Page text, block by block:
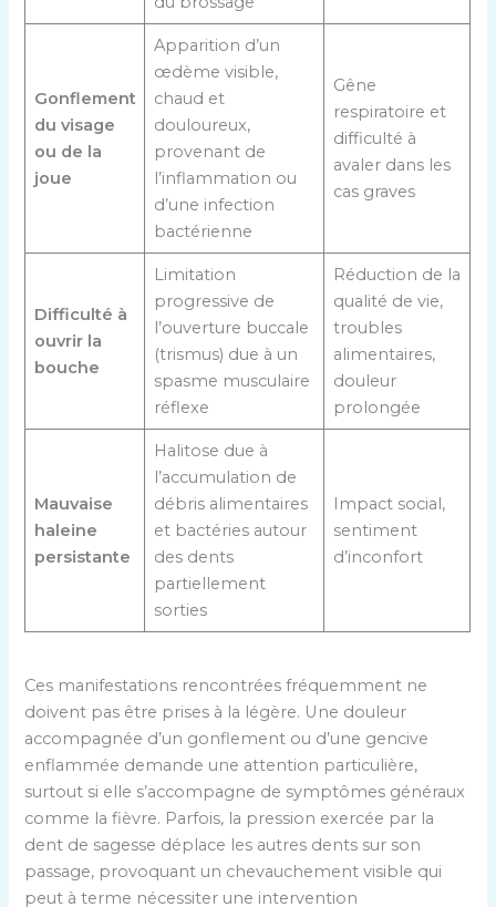
Gonflement
du visage
ou de la
joue
Apparition d’un
œdème visible,
chaud et
douloureux,
provenant de
l’inflammation ou
d’une infection
bactérienne
Gêne
respiratoire et
difficulté à
avaler dans les
cas graves
Difficulté à
ouvrir la
bouche
Limitation
progressive de
l’ouverture buccale
(trismus) due à un
spasme musculaire
réflexe
Réduction de la
qualité de vie,
troubles
alimentaires,
douleur
prolongée
Mauvaise
haleine
persistante
Halitose due à
l’accumulation de
débris alimentaires
et bactéries autour
des dents
partiellement
sorties
Impact social,
sentiment
d’inconfort
Ces manifestations rencontrées fréquemment ne
doivent pas être prises à la légère. Une douleur
accompagnée d’un gonflement ou d’une gencive
enflammée demande une attention particulière,
surtout si elle s’accompagne de symptômes généraux
comme la fièvre. Parfois, la pression exercée par la
dent de sagesse déplace les autres dents sur son
passage, provoquant un chevauchement visible qui
peut à terme nécessiter une intervention